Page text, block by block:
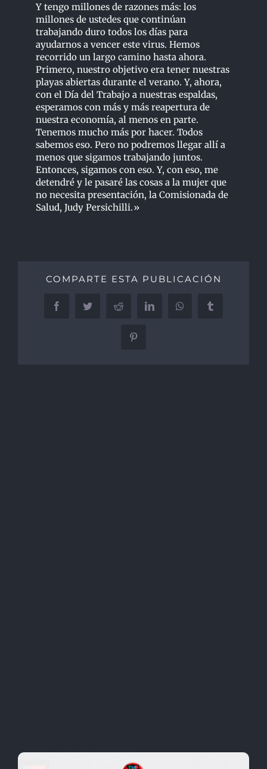
Y tengo millones de razones más: los
millones de ustedes que continúan
trabajando duro todos los días para
ayudarnos a vencer este virus. Hemos
recorrido un largo camino hasta ahora.
Primero, nuestro objetivo era tener nuestras
playas abiertas durante el verano. Y, ahora,
con el Día del Trabajo a nuestras espaldas,
esperamos con más y más reapertura de
nuestra economía, al menos en parte.
Tenemos mucho más por hacer. Todos
sabemos eso. Pero no podremos llegar allí a
menos que sigamos trabajando juntos.
Entonces, sigamos con eso. Y, con eso, me
detendré y le pasaré las cosas a la mujer que
no necesita presentación, la Comisionada de
Salud, Judy Persichilli.»
COMPARTE ESTA PUBLICACIÓN
FacebookTwitter Reddit LinkedInWhatsAppTumblr
Pinterest